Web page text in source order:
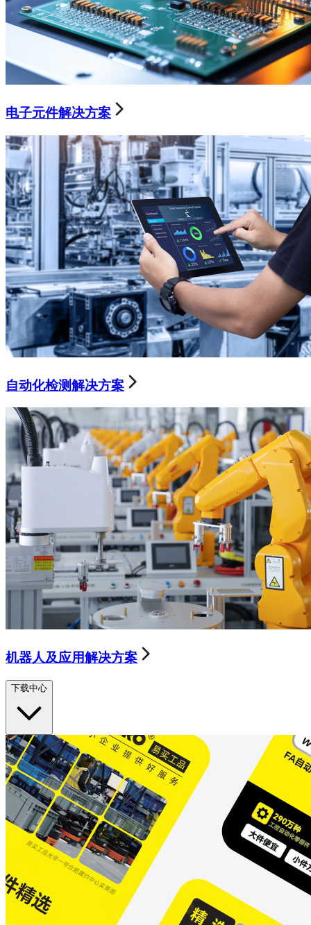
电子元件解决方案
自动化检测解决方案
机器人及应用解决方案
下载中心